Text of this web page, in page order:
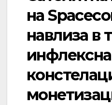
на
навлиза в